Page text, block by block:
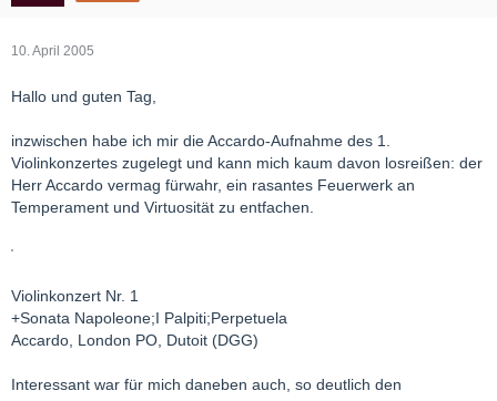
10. April 2005
Hallo und guten Tag,
inzwischen habe ich mir die Accardo-Aufnahme des 1.
Violinkonzertes zugelegt und kann mich kaum davon losreißen: der
Herr Accardo vermag fürwahr, ein rasantes Feuerwerk an
Temperament und Virtuosität zu entfachen.
Violinkonzert Nr. 1
+Sonata Napoleone;I Palpiti;Perpetuela
Accardo, London PO, Dutoit (DGG)
Interessant war für mich daneben auch, so deutlich den